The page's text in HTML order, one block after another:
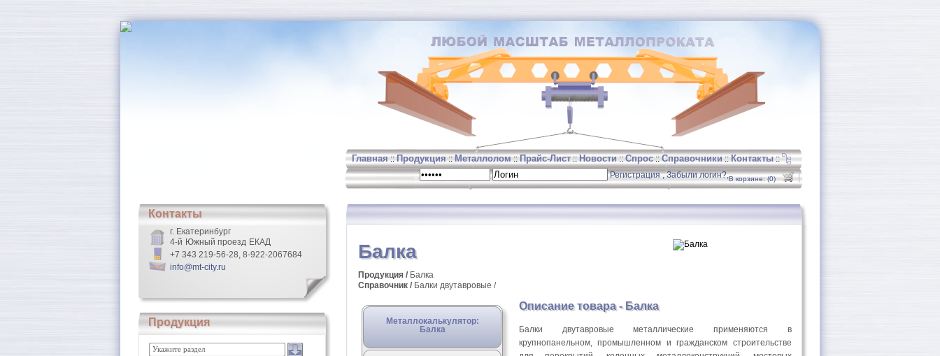
Главная::Продукция::Металлолом::Прайс-Лист::Новости::Спрос::Справочники::Контакты::
Регистрация , Забыли логин?,В корзине: (0)
Контакты
г. Екатеринбург
4-й Южный проезд ЕКАД
+7 343 219-56-28, 8-922-2067684
info@mt-city.ru
Продукция
Укажите раздел
Балка
Продукция / Балка
Справочник / Балки двутавровые /
Металлокалькулятор:
Балка
Описание товара - Балка
Балки двутавровые металлические применяются в
крупнопанельном, промышленном и гражданском строительстве